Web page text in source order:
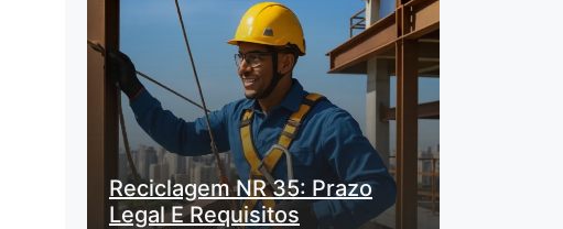
Reciclagem NR 35: Prazo
Legal E Requisitos